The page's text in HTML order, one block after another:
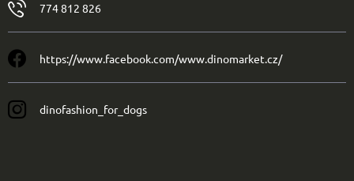
774 812 826
https://www.facebook.com/www.dinomarket.cz/
dinofashion_for_dogs